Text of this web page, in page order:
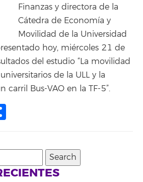
Finanzas y directora de la
Cátedra de Economía y
Movilidad de la Universidad
hoy, miércoles 21 de
del estudio “La movilidad
de la ULL y la
carril Bus-VAO en la TF-5”.